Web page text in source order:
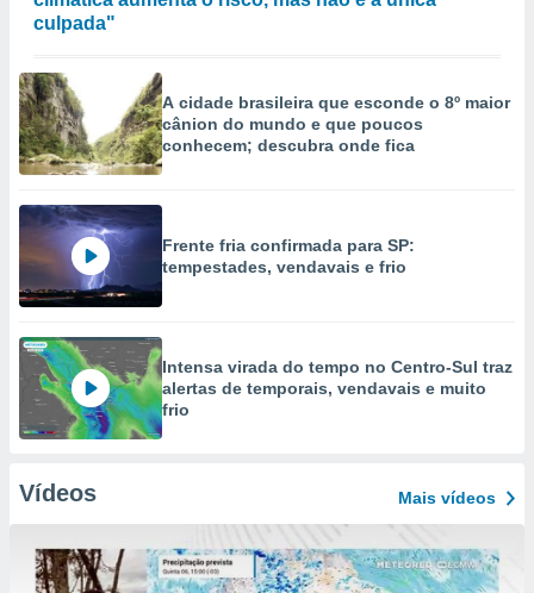
culpada"
A cidade brasileira que esconde o 8º maior
cânion do mundo e que poucos
conhecem; descubra onde fica
Frente fria confirmada para SP:
tempestades, vendavais e frio
Intensa virada do tempo no Centro-Sul traz
alertas de temporais, vendavais e muito
frio
Vídeos Mais vídeos